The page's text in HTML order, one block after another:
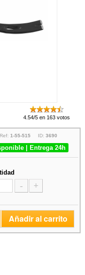
4.54/5 en 163 votos
Ref: 1-55-515 ID: 3690
| Entrega 24h
- +
Añadir al carrito